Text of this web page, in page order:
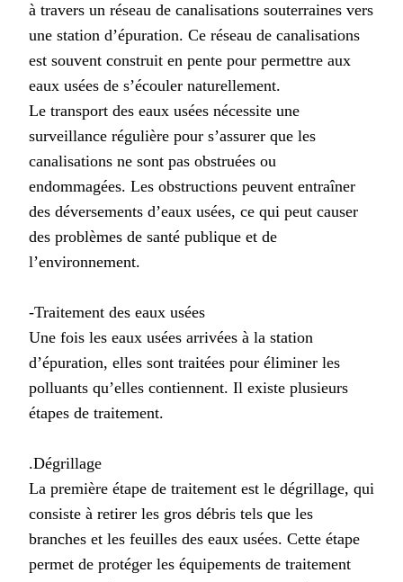
à travers un réseau de canalisations souterraines vers
une station d’épuration. Ce réseau de canalisations
est souvent construit en pente pour permettre aux
eaux usées de s’écouler naturellement.
Le transport des eaux usées nécessite une
surveillance régulière pour s’assurer que les
canalisations ne sont pas obstruées ou
endommagées. Les obstructions peuvent entraîner
des déversements d’eaux usées, ce qui peut causer
des problèmes de santé publique et de
l’environnement.
-Traitement des eaux usées
Une fois les eaux usées arrivées à la station
d’épuration, elles sont traitées pour éliminer les
polluants qu’elles contiennent. Il existe plusieurs
étapes de traitement.
.Dégrillage
La première étape de traitement est le dégrillage, qui
consiste à retirer les gros débris tels que les
branches et les feuilles des eaux usées. Cette étape
permet de protéger les équipements de traitement